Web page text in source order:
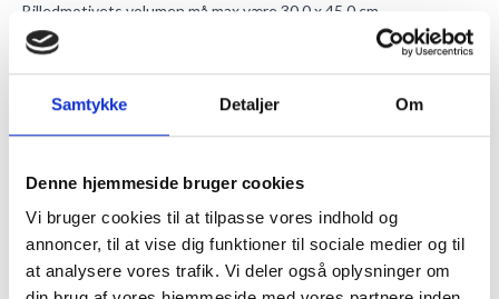
Samtykke Detaljer Om
Denne hjemmeside bruger cookies
Vi bruger cookies til at tilpasse vores indhold og
annoncer, til at vise dig funktioner til sociale medier og til
at analysere vores trafik. Vi deler også oplysninger om
Billedmotivets volumen må max være 30,0 x 45,0 cm.
Når du indrammer dit billedemotiv, vil den synlige del af dét være
29,2 x 44,2 cm.
Plakatrammens indretning gør, at dit indhold ikke må være mere
end 3 mm dybt.
Lystransmission på 78% sikrer en optimal og flot fordeling af lys i
plakatrammen.
48% af UV-lys stoppes i glasset.
Voresmikrofiberkludhar flere fordele, så som at de ikke
efterlader fnugrester på kanter eller glas, og ej hellere ridser. Og